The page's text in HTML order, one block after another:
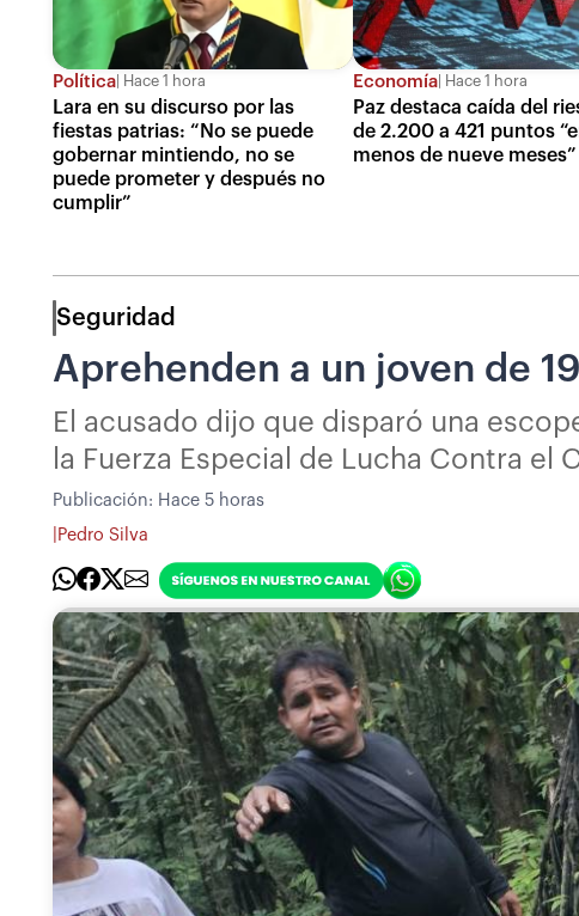
Política Hace 1 hora
Lara en su discurso por las
fiestas patrias: “No se puede
gobernar mintiendo, no se
puede prometer y después no
cumplir”
Economía Hace 1 hora
Paz destaca caída del
de 2.200 a 421 puntos
menos de nueve meses”
Seguridad
Aprehenden a un joven de
El acusado dijo que disparó una
la Fuerza Especial de Lucha Contra el
Publicación: Hace 5 horas
Pedro Silva